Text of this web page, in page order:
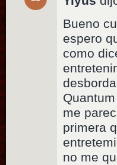
Bueno
espero
como
me
primera
no me